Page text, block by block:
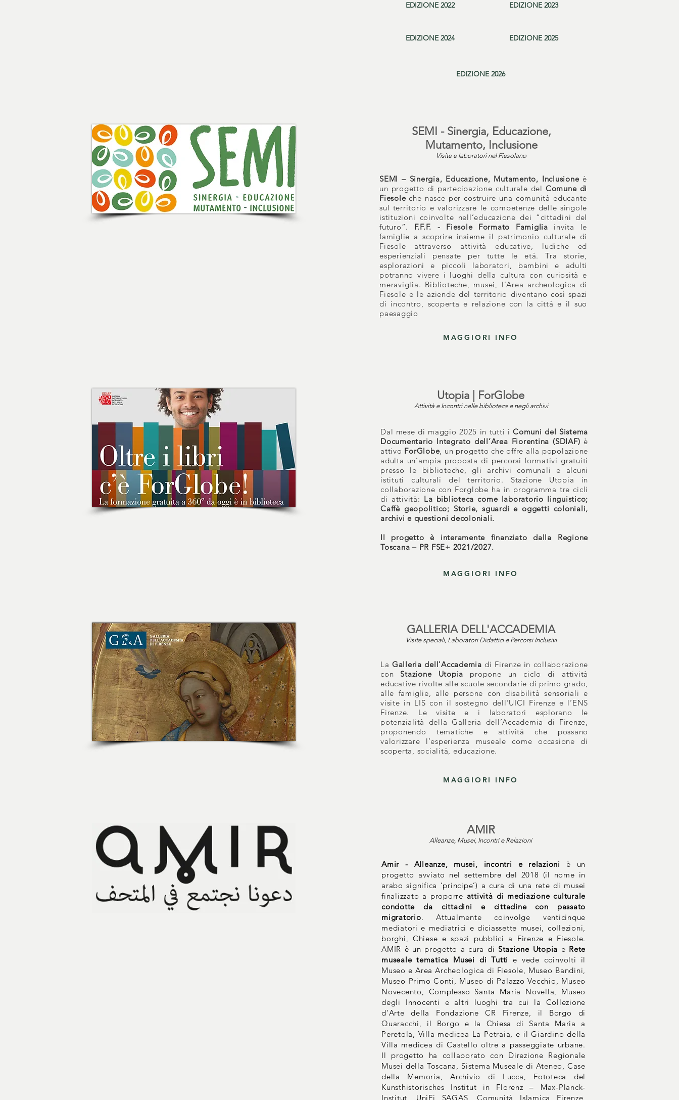
EDIZIONE 2022
EDIZIONE 2024
EDIZIONE 2023
EDIZIONE 2025
EDIZIONE 2026
SEMI - Sinergia, Educazione,
Mutamento, Inclusione
Visite e laboratori nel Fiesolano
SEMI – Sinergia, Educazione, Mutamento, Inclusioneè
un progetto di partecipazione culturale del Comune di
Fiesoleche nasce per costruire una comunità educante
sul territorio e valorizzare le competenze delle singole
istituzioni coinvolte nell’educazione dei “cittadini del
futuro”.​ F.F.F. - Fiesole Formato Famiglia invita le
famiglie a scoprire insieme il patrimonio culturale di
Fiesole attraverso attività educative, ludiche ed
esperienziali pensate per tutte le età. Tra storie,
esplorazioni e piccoli laboratori, bambini e adulti
potranno vivere i luoghi della cultura con curiosità e
meraviglia. Biblioteche, musei, l’Area archeologica di
Fiesole e le aziende del territorio diventano così spazi
di incontro, scoperta e relazione con la città e il suo
paesaggio
MAGGIORI INFO
Utopia | ForGlobe
Attività e Incontri nelle biblioteca e negli archivi
​Dal mese di maggio 2025 in tutti iComuni del Sistema
Documentario Integrato dell’Area Fiorentina (SDIAF) è
attivo ForGlobe, un progetto che offre alla popolazione
adulta un’ampia proposta di percorsi formativi gratuiti
presso le biblioteche, gli archivi comunali e alcuni
istituti culturali del territorio. Stazione Utopia in
collaborazione con Forglobe ha in programma tre cicli
di attività: La biblioteca come laboratorio linguistico;
Caffè geopolitico; Storie, sguardi e oggetti coloniali,
archivi e questioni decoloniali.
Il progetto è interamente finanziato dalla Regione
Toscana – PR FSE+ 2021/2027.
MAGGIORI INFO
GALLERIA DELL'ACCADEMIA
Visite speciali, Laboratori Didattici e Percorsi Inclusivi
La Galleria dell'Accademia di Firenze in collaborazione
con Stazione Utopia propone un ciclo di attività
educative rivolte alle scuole secondarie di primo grado,
alle famiglie, alle persone con disabilità sensoriali e
visite in LIS con il sostegno dell’UICI Firenze e l’ENS
Firenze. Le visite e i laboratori esplorano le
potenzialità della Galleria dell’Accademia di Firenze,
proponendo tematiche e attività che possano
valorizzare l’esperienza museale come occasione di
scoperta, socialità, educazione.
MAGGIORI INFO
AMIR
Alleanze, Musei, Incontri e Relazioni
Amir - Alleanze, musei, incontri e relazioni
è un
progetto avviato nel settembre del 2018 (il nome in
arabo significa ‘principe’) a cura di una rete di musei
finalizzato a proporre attività di mediazione culturale
condotte da cittadini e cittadine con passato
migratorio. Attualmente coinvolge venticinque
mediatori e mediatrici e diciassette musei, collezioni,
borghi, Chiese e spazi pubblici a Firenze e Fiesole.
AMIR è un progetto a cura di Stazione Utopia e Rete
museale tematica Musei di Tutti e vede coinvolti il
Museo e Area Archeologica di Fiesole, Museo Bandini,
Museo Primo Conti, Museo di Palazzo Vecchio, Museo
Novecento, Complesso Santa Maria Novella, Museo
degli Innocenti e altri luoghi tra cui la Collezione
d'Arte della Fondazione CR Firenze, il Borgo di
Quaracchi, il Borgo e la Chiesa di Santa Maria a
Peretola, Villa medicea La Petraia, e il Giardino della
Villa medicea di Castello oltre a passeggiate urbane.
Il progetto ha collaborato con Direzione Regionale
Musei della Toscana, Sistema Museale di Ateneo, Case
della Memoria, Archivio di Lucca, Fototeca del
Kunsthistorisches Institut in Florenz – Max-Planck-
Institut, UniFi SAGAS, Comunità Islamica Firenze,